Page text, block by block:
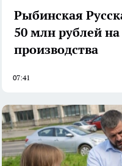
Рыбинская
50 млн рублей
производства
07:41